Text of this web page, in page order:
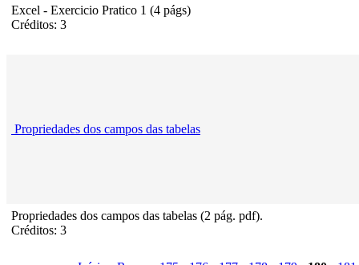
Excel - Exercicio Pratico 1 (4 págs)
Créditos: 3
Propriedades dos campos das tabelas
Propriedades dos campos das tabelas (2 pág. pdf).
Créditos: 3